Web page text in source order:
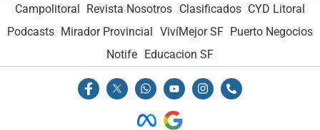
Campolitoral Revista Nosotros Clasificados CYD Litoral
Podcasts Mirador Provincial VivíMejor SF Puerto Negocios
Notife Educacion SF